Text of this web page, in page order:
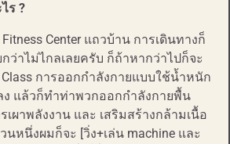
ร ?
Center แถวบ้าน การเดินทางก็
ว่าไม่ไกลเลยครับ ก็ถ้าหากว่าไปก็จะ
การออกกำลังกายแบบใช้น้ำหนัก
ง แล้วก็ทำท่าพวกออกกำลังกายพื้น
เผาพลังงาน และ เสริมสร้างกล้ามเนื้อ
หนึ่งผมก็จะ [วิ่ง+เล่น machine และ